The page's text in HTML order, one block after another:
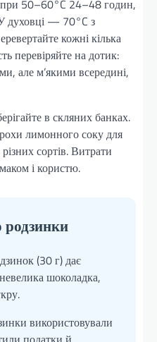
50–60°C 24–48 годин,
духовці — 70°C з
кожні кілька
перевіряйте на дотик:
але м’якими всередині,
в скляних банках.
лимонного соку для
сортів. Витрати
і користю.
родзинки
(30 г) дає
невелика шоколадка,
використовували